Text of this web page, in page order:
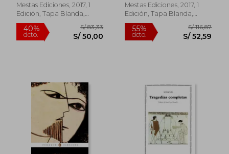
Mestas Ediciones, 2017, 1
Edición, Tapa Blanda,
Nuevo
40%
Mestas Ediciones, 2017, 1
Edición, Tapa Blanda,
Nuevo